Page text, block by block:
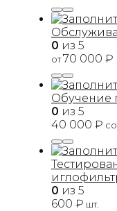
0 из 5
от70 000 ₽
Обучение
0 из 5
40 000 ₽
0 из 5
600 ₽ шт.